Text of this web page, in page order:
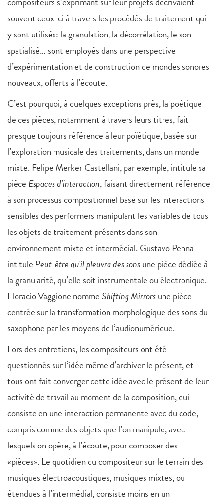
souvent ceux-ci à travers les procédés de traitement qui
y sont utilisés: la granulation, la décorrélation, le son
spatialisé… sont employés dans une perspective
d’expérimentation et de construction de mondes sonores
nouveaux, offerts à l’écoute.
C’est pourquoi, à quelques exceptions près, la poétique
de ces pièces, notamment à travers leurs titres, fait
presque toujours référence à leur poïétique, basée sur
l’exploration musicale des traitements, dans un monde
mixte. Felipe Merker Castellani, par exemple, intitule sa
pièce Espaces d'interaction, faisant directement référence
à son processus compositionnel basé sur les interactions
sensibles des performers manipulant les variables de tous
les objets de traitement présents dans son
environnement mixte et intermédial. Gustavo Pehna
intitule Peut-être qu'il pleuvra des sonsune pièce dédiée à
la granularité, qu’elle soit instrumentale ou électronique.
Horacio Vaggione nommeShifting Mirrorsune pièce
centrée sur la transformation morphologique des sons du
saxophone par les moyens de l’audionumérique.
Lors des entretiens, les compositeurs ont été
questionnés sur l’idée même d’archiver le présent, et
tous ont fait converger cette idée avec le présent de leur
activité de travail au moment de la composition, qui
consiste en une interaction permanente avec du code,
compris comme des objets que l’on manipule, avec
lesquels on opère, à l’écoute, pour composer des
«pièces». Le quotidien du compositeur sur le terrain des
musiques électroacoustiques, musiques mixtes, ou
étendues à l’intermédial, consiste moins en un